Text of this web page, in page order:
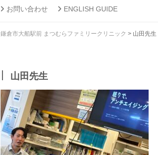
お問い合わせ ENGLISH GUIDE
鎌倉市大船駅前 まつむらファミリークリニック > 山田先生
山田先生